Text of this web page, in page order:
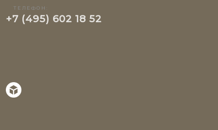
ТЕЛЕФОН:
+7 (495) 602 18 52